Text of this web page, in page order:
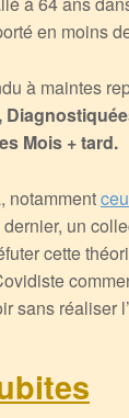
en moins
à maintes
Mois + tard.
notamment
un
cette
sans réaliser